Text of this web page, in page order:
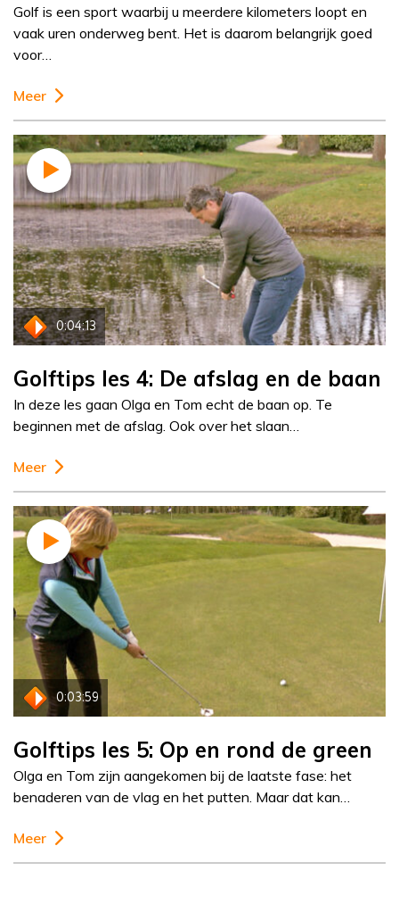
Golf is een sport waarbij u meerdere kilometers loopt en
vaak uren onderweg bent. Het is daarom belangrijk goed
voor…
Meer
0:04:13
Golftips les 4: De afslag en de baan
In deze les gaan Olga en Tom echt de baan op. Te
beginnen met de afslag. Ook over het slaan…
Meer
0:03:59
Golftips les 5: Op en rond de green
Olga en Tom zijn aangekomen bij de laatste fase: het
benaderen van de vlag en het putten. Maar dat kan…
Meer